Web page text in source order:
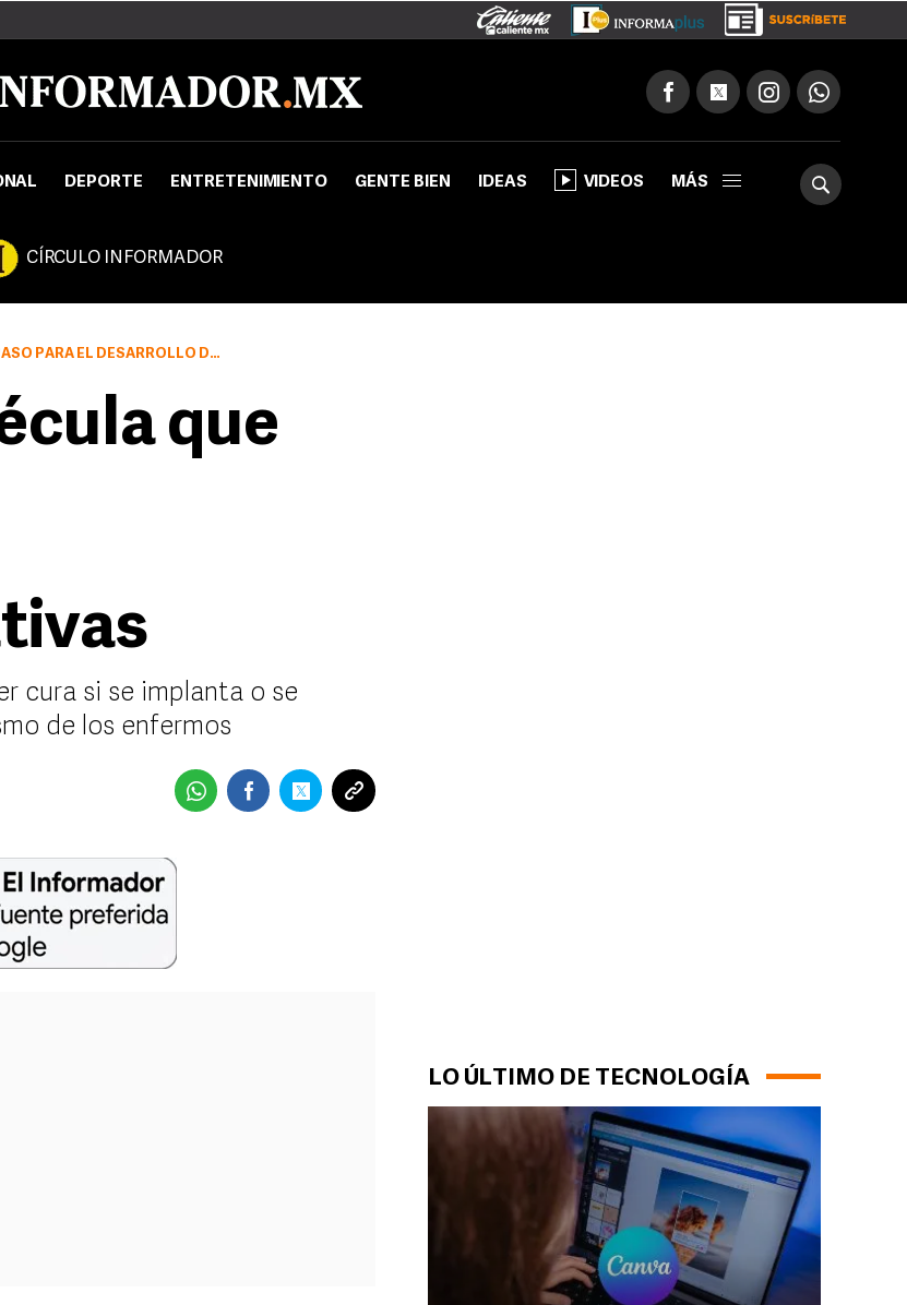
DEPORTE ENTRETENIMIENTO GENTE BIEN IDEAS VIDEOS MÁS
CÍRCULO INFORMADOR
LO ÚLTIMO DE TECNOLOGÍA
DE NUEVAS MEDICINAS
que
cura si se implanta o se
de los enfermos